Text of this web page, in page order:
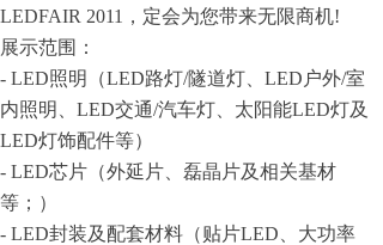
LEDFAIR 2011，定会为您带来无限商机!
展示范围：
- LED照明（LED路灯/隧道灯、LED户外/室
内照明、LED交通/汽车灯、太阳能LED灯及
LED灯饰配件等）
- LED芯片（外延片、磊晶片及相关基材
等；）
- LED封装及配套材料（贴片LED、大功率